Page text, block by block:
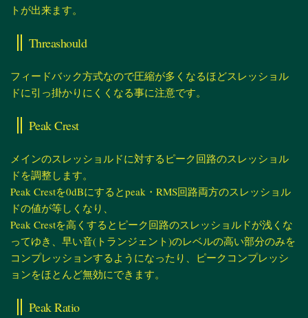
トが出来ます。
Threashould
フィードバック方式なので圧縮が多くなるほどスレッショル
ドに引っ掛かりにくくなる事に注意です。
Peak Crest
メインのスレッショルドに対するピーク回路のスレッショル
ドを調整します。
Peak Crestを0dBにするとpeak・RMS回路両方のスレッショル
ドの値が等しくなり、
Peak Crestを高くするとピーク回路のスレッショルドが浅くな
ってゆき、早い音(トランジェント)のレベルの高い部分のみを
コンプレッションするようになったり、ピークコンプレッシ
ョンをほとんど無効にできます。
Peak Ratio